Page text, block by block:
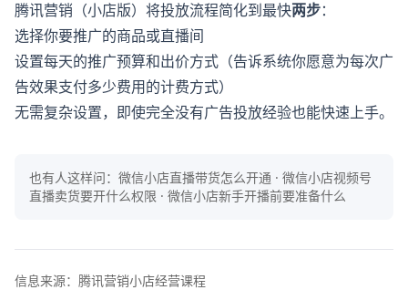
腾讯营销（小店版）将投放流程简化到最快两步：
选择你要推广的商品或直播间
设置每天的推广预算和出价方式（告诉系统你愿意为每次广
告效果支付多少费用的计费方式）
无需复杂设置，即使完全没有广告投放经验也能快速上手。
也有人这样问： 微信小店直播带货怎么开通 · 微信小店视频号
直播卖货要开什么权限 · 微信小店新手开播前要准备什么
信息来源： 腾讯营销小店经营课程